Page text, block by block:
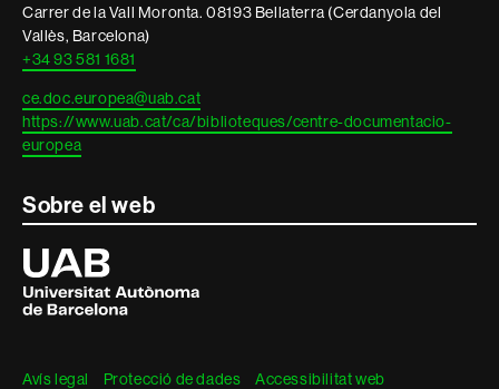
Carrer de la Vall Moronta. 08193 Bellaterra (Cerdanyola del
Vallès, Barcelona)
+34 93 581 1681
ce.doc.europea@uab.cat
https://www.uab.cat/ca/biblioteques/centre-documentacio-
europea
Sobre el web
Universitat
Autònoma
de
Barcelona
Avís legal Protecció de dades Accessibilitat web